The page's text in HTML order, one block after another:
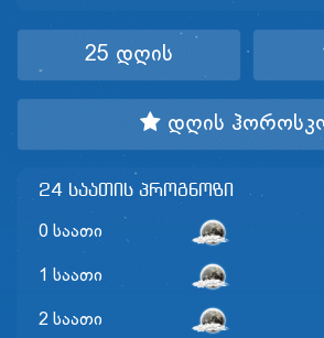
25 დღის
დღის
24 საათის პროგნოზი
0 საათი
1 საათი
2 საათი